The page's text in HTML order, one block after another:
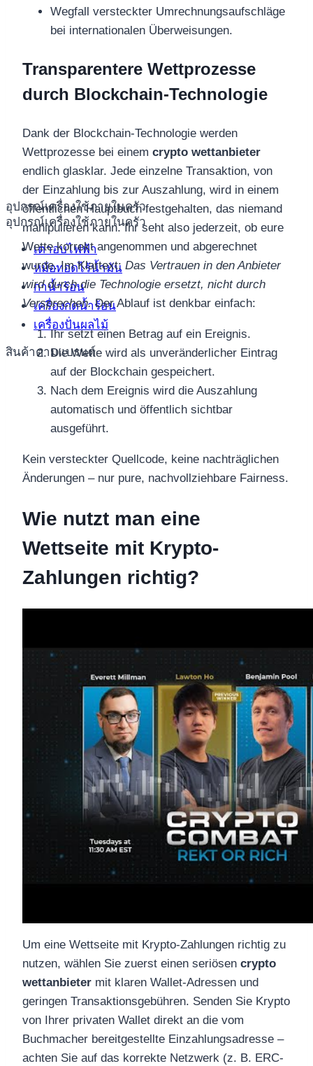
อุปกรณ์เครื่องใช้ภายในครัว
อุปกรณ์เครื่องใช้ภายในครัว
เตาอบไฟฟ้า
หม้อทอดไร้น้ำมัน
กาน้ำร้อน
เครื่องกดน้ำร้อน
เครื่องปั่นผลไม้
สินค้าตามแบรนด์
Wegfall versteckter Umrechnungsaufschläge
bei internationalen Überweisungen.
Transparentere Wettprozesse
durch Blockchain-Technologie
Dank der Blockchain-Technologie werden
Wettprozesse bei einem crypto wettanbieter
endlich glasklar. Jede einzelne Transaktion, von
der Einzahlung bis zur Auszahlung, wird in einem
öffentlichen Hauptbuch festgehalten, das niemand
manipulieren kann. Ihr seht also jederzeit, ob eure
Wette korrekt angenommen und abgerechnet
wurde. Im Klartext: Das Vertrauen in den Anbieter
wird durch die Technologie ersetzt, nicht durch
Versprechen.Der Ablauf ist denkbar einfach:
Ihr setzt einen Betrag auf ein Ereignis.
Die Wette wird als unveränderlicher Eintrag
auf der Blockchain gespeichert.
Nach dem Ereignis wird die Auszahlung
automatisch und öffentlich sichtbar
ausgeführt.
Kein versteckter Quellcode, keine nachträglichen
Änderungen – nur pure, nachvollziehbare Fairness.
Wie nutzt man eine
Wettseite mit Krypto-
Zahlungen richtig?
Um eine Wettseite mit Krypto-Zahlungen richtig zu
nutzen, wählen Sie zuerst einen seriösen crypto
wettanbieter mit klaren Wallet-Adressen und
geringen Transaktionsgebühren. Senden Sie Krypto
von Ihrer privaten Wallet direkt an die vom
Buchmacher bereitgestellte Einzahlungsadresse –
achten Sie auf das korrekte Netzwerk (z. B. ERC-